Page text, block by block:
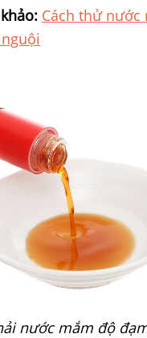
Cách thử nước
nước mắm độ